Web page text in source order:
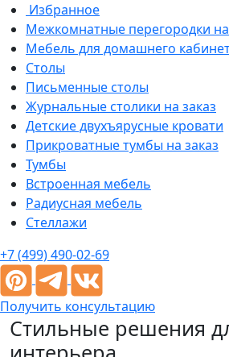
Избранное
Межкомнатные перегородки на
Мебель для домашнего
Столы
Письменные столы
Журнальные столики на заказ
Детские двухъярусные кровати
Прикроватные тумбы на заказ
Тумбы
Встроенная мебель
Радиусная мебель
Стеллажи
+7 (499) 490-02-69
Получить консультацию
Стильные решения